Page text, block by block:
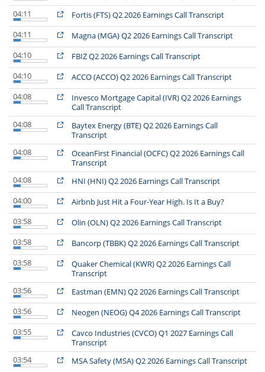
04:11
Fortis (FTS) Q2 2026 Earnings Call Transcript
04:11
Magna (MGA) Q2 2026 Earnings Call Transcript
04:10
FBIZ Q2 2026 Earnings Call Transcript
04:10
ACCO (ACCO) Q2 2026 Earnings Call Transcript
04:08
Invesco Mortgage Capital (IVR) Q2 2026 Earnings
Call Transcript
04:08
Baytex Energy (BTE) Q2 2026 Earnings Call
Transcript
04:08
OceanFirst Financial (OCFC) Q2 2026 Earnings Call
Transcript
04:08
HNI (HNI) Q2 2026 Earnings Call Transcript
04:00
Airbnb Just Hit a Four-Year High. Is It a Buy?
03:58
Olin (OLN) Q2 2026 Earnings Call Transcript
03:58
Bancorp (TBBK) Q2 2026 Earnings Call Transcript
03:58
Quaker Chemical (KWR) Q2 2026 Earnings Call
Transcript
03:56
Eastman (EMN) Q2 2026 Earnings Call Transcript
03:56
Neogen (NEOG) Q4 2026 Earnings Call Transcript
03:55
Cavco Industries (CVCO) Q1 2027 Earnings Call
Transcript
03:54
MSA Safety (MSA) Q2 2026 Earnings Call Transcript